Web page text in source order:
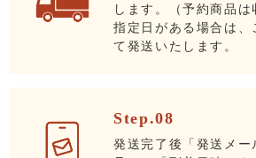
します。（予約商品
指定日がある場合は、
て発送いたします。
Step.08
発送完了後「発送メー